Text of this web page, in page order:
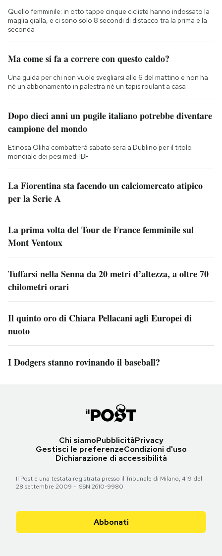
Quello femminile: in otto tappe cinque cicliste hanno indossato la
maglia gialla, e ci sono solo 8 secondi di distacco tra la prima e la
seconda
Ma come si fa a correre con questo caldo?
Una guida per chi non vuole svegliarsi alle 6 del mattino e non ha
né un abbonamento in palestra né un tapis roulant a casa
Dopo dieci anni un pugile italiano potrebbe diventare
campione del mondo
Etinosa Oliha combatterà sabato sera a Dublino per il titolo
mondiale dei pesi medi IBF
La Fiorentina sta facendo un calciomercato atipico
per la Serie A
La prima volta del Tour de France femminile sul
Mont Ventoux
Tuffarsi nella Senna da 20 metri d’altezza, a oltre 70
chilometri orari
Il quinto oro di Chiara Pellacani agli Europei di
nuoto
I Dodgers stanno rovinando il baseball?
Chi siamoPubblicitàPrivacy
Gestisci le preferenzeCondizioni d'uso
Dichiarazione di accessibilità
Il Post è una testata registrata presso il Tribunale di Milano, 419 del
28 settembre 2009 - ISSN 2610-9980
Abbonati